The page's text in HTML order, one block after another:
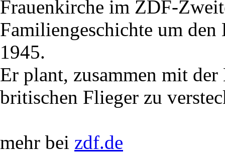
Frauenkirche im ZDF-
Familiengeschichte um
1945.
Er plant, zusammen mit
britischen Flieger zu
mehr bei zdf.de